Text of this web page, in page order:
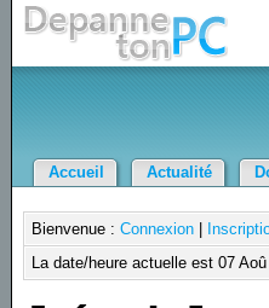
Accueil Actualité
Bienvenue :Connexion
La date/heure actuelle est 07